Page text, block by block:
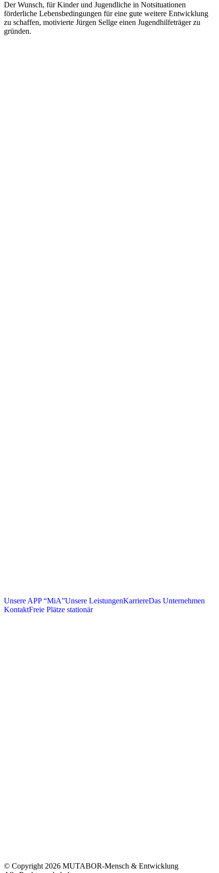
Der Wunsch, für Kinder und Jugendliche in Notsituationen
förderliche Lebensbedingungen für eine gute weitere Entwicklung
zu schaffen, motivierte Jürgen Sellge einen Jugendhilfeträger zu
gründen.
Unsere APP “MiA”Unsere LeistungenKarriereDas Unternehmen
KontaktFreie Plätze stationär
© Copyright 2026 MUTABOR-Mensch & Entwicklung